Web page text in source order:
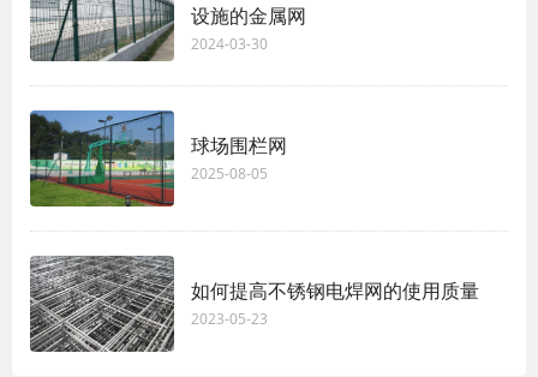
设施的金属网
2024-03-30
球场围栏网
2025-08-05
如何提高不锈钢电焊网的使用质量
2023-05-23